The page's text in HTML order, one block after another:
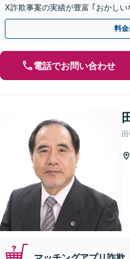
X詐欺事案の実績が豊富 ｢おかし
さい。
料
電話でお問い合わせ